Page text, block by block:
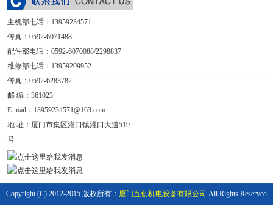
主机部电话： 13959234571
传真：0592-6071488
配件部电话：0592-6070088/2298837
维修部电话：13959209952
传真：0592-6283782
邮 编：361023
E-mail： 13959234571@163.com
地 址： 厦门市集区灌口镇灌口大道519
号
Copyright (C) 2012-2015 版权所有： 厦门五创机电设备有限公司 All Rights Reserved.